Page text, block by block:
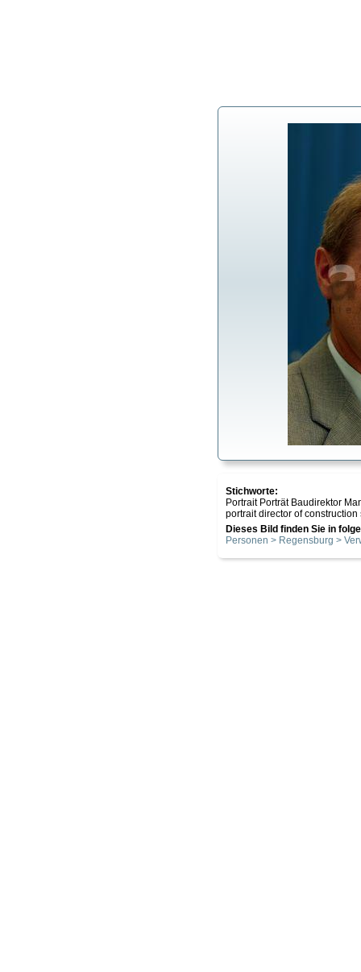
Stichworte:
Portrait Porträt Baudirektor
portrait director of
Dieses Bild finden Sie in
Personen > Regensburg >